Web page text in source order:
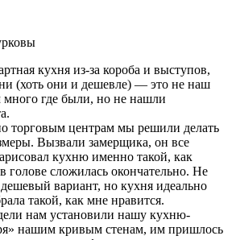
кухня из-за короба и выступов,
(хоть они и дешевле) — это не наш
где были, но не нашли
торговым центрам мы решили делать
Вызвали замерщика, он все
кухню именно такой, как
голове сложилась окончательно. Не
вариант, но кухня идеально
такой, как мне нравится.
нам установили нашу кухню-
нашим кривым стенам, им пришлось